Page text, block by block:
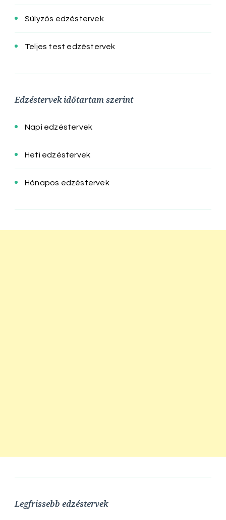
Súlyzós edzéstervek
Teljes test edzéstervek
Edzéstervek időtartam szerint
Napi edzéstervek
Heti edzéstervek
Hónapos edzéstervek
Legfrissebb edzéstervek